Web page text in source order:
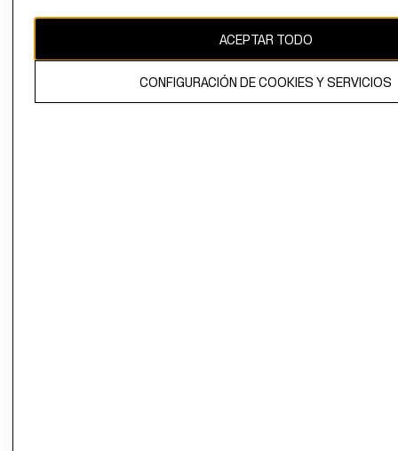
El contenido de esta página web está protegido por copyright y es
propiedad de H&M Hennes & Mauritz AB.
ACEPTAR TODO
CONFIGURACIÓN DE COOKIES Y SERVICIOS